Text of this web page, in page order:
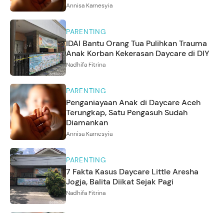
Annisa Karnesyia
PARENTING
IDAI Bantu Orang Tua Pulihkan Trauma
Anak Korban Kekerasan Daycare di DIY
Nadhifa Fitrina
PARENTING
Penganiayaan Anak di Daycare Aceh
Terungkap, Satu Pengasuh Sudah
Diamankan
Annisa Karnesyia
PARENTING
7 Fakta Kasus Daycare Little Aresha
Jogja, Balita Diikat Sejak Pagi
Nadhifa Fitrina